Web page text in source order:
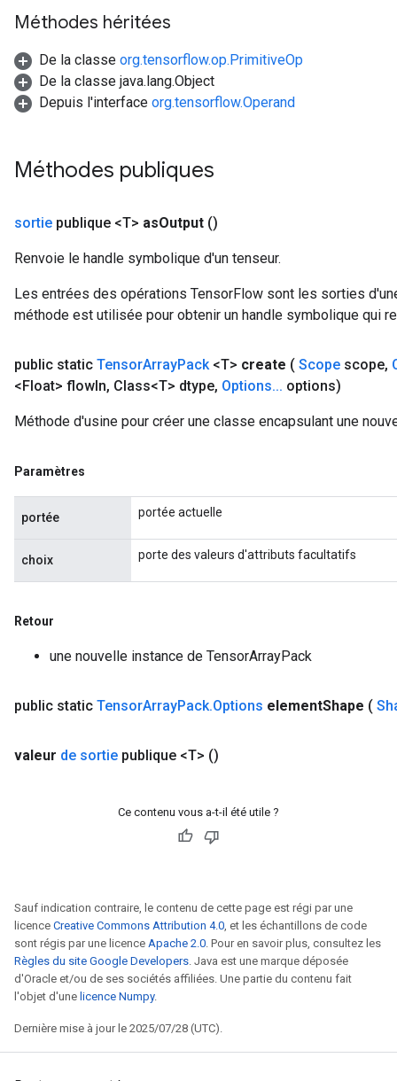
Méthodes héritées
De la classe org.tensorflow.op.PrimitiveOp
De la classe java.lang.Object
Depuis l'interface org.tensorflow.Operand
Méthodes publiques
sortie publique <T> asOutput ()
Renvoie le handle symbolique d'un tenseur.
Les entrées des opérations TensorFlow sont les sorties
méthode est utilisée pour obtenir un handle symbolique qui
public static TensorArrayPack<T> create ( Scope scope,
<Float> flowIn, Class<T> dtype, Options... options)
Méthode d'usine pour créer une classe encapsulant une
Paramètres
portée portée actuelle
choix porte des valeurs d'attributs facultatifs
Retour
une nouvelle instance de TensorArrayPack
public static TensorArrayPack.Options elementShape (
valeur de sortie publique <T> ()
Ce contenu vous a-t-il été utile ?
Sauf indication contraire, le contenu de cette page est régi par une
licence Creative Commons Attribution 4.0, et les échantillons de code
sont régis par une licence Apache 2.0. Pour en savoir plus, consultez les
Règles du site Google Developers. Java est une marque déposée
d'Oracle et/ou de ses sociétés affiliées. Une partie du contenu fait
l'objet d'une licence Numpy.
Dernière mise à jour le 2025/07/28 (UTC).